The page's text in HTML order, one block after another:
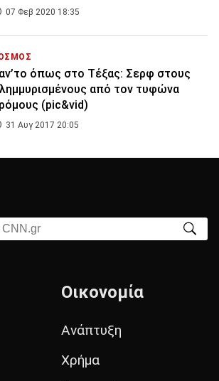
07 Φεβ 2020 18:35
όπως στο Τέξας: Σερφ στους
από τον τυφώνα
(pic&vid)
31 Αυγ 2017 20:05
Οικονομία
Ανάπτυξη
Χρήμα